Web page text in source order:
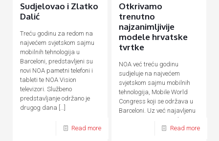
Sudjelovao i Zlatko
Dalić
Treću godinu za redom na
najvećem svjetskom sajmu
mobilnih tehnologija u
Barceloni, predstavljeni su
novi NOA pametni telefoni i
tableti te NOA Vision
televizori. Službeno
predstavljanje održano je
drugog dana […]
Read more
Otkrivamo
trenutno
najzanimljivije
modele hrvatske
tvrtke
NOA već treću godinu
sudjeluje na najvećem
svjetskom sajmu mobilnih
tehnologija, Mobile World
Congress koji se održava u
Barceloni. Uz već najavljenu
novu F seriju pametnih
uređaja temeljenu na AI[…]
Read more